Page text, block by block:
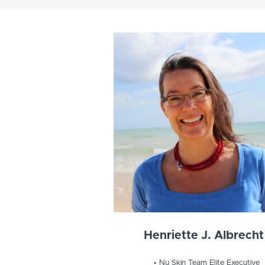
Henriette J. Albrecht
Nu Skin Team Elite Executive